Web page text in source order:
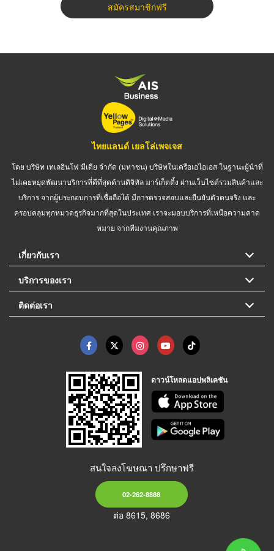
สมัครสมาชิกฟรี
ไทยแลนด์ เยลโล่เพจเจส
โดย บริษัท เทเลอินโฟ มีเดีย จำกัด (มหาชน) บริษัทในเครือเอไอเอส ในฐานะผู้นำที่
ไม่เคยหยุดพัฒนาบริการที่ดีที่สุดด้านดิจิทัล มาร์เก็ตติ้ง ผ่านเว็บไซต์รวมสินค้าและ
บริการ จากผู้ประกอบการที่เชื่อถือได้ มีการตรวจสอบและยืนยันตัวตนจริง และ
ครอบคลุมทุกหมวดธุรกิจมากที่สุดในประเทศ เราจะมอบบริการที่เหนือความคาด
หมาย จากทีมงานคุณภาพ
เกี่ยวกับเรา
บริการของเรา
ติดต่อเรา
ดาวน์โหลดแอปพลิเคชัน
สนใจลงโฆษณา ปรึกษาฟรี
02-262-8888
ต่อ 8615, 8686